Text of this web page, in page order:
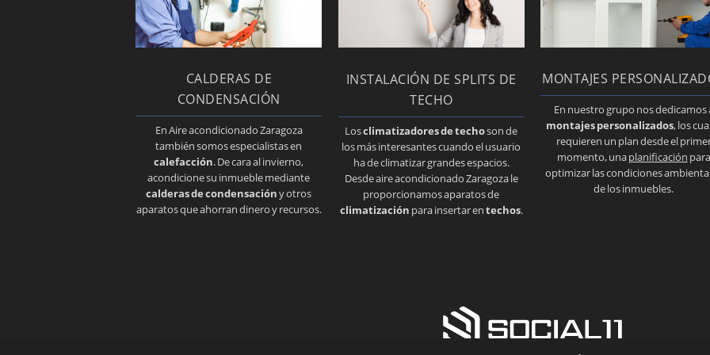
CALDERAS DE
CONDENSACIÓN
En Aire acondicionado Zaragoza
también somos especialistas en
calefacción. De cara al invierno,
acondicione su inmueble mediante
calderas de condensacióny otros
aparatos que ahorran dinero y recursos.
INSTALACIÓN DE SPLITS DE
TECHO
Losclimatizadores de techoson de
los más interesantes cuando el usuario
ha de climatizar grandes espacios.
Desde aire acondicionado Zaragoza le
proporcionamos aparatos de
climatización para insertar entechos.
MONTAJES
En nuestro grupo nos dedicamos
montajes personalizados, los
requieren un plan desde el
momento, unaplanificación para
optimizar las condiciones
de los inmuebles.